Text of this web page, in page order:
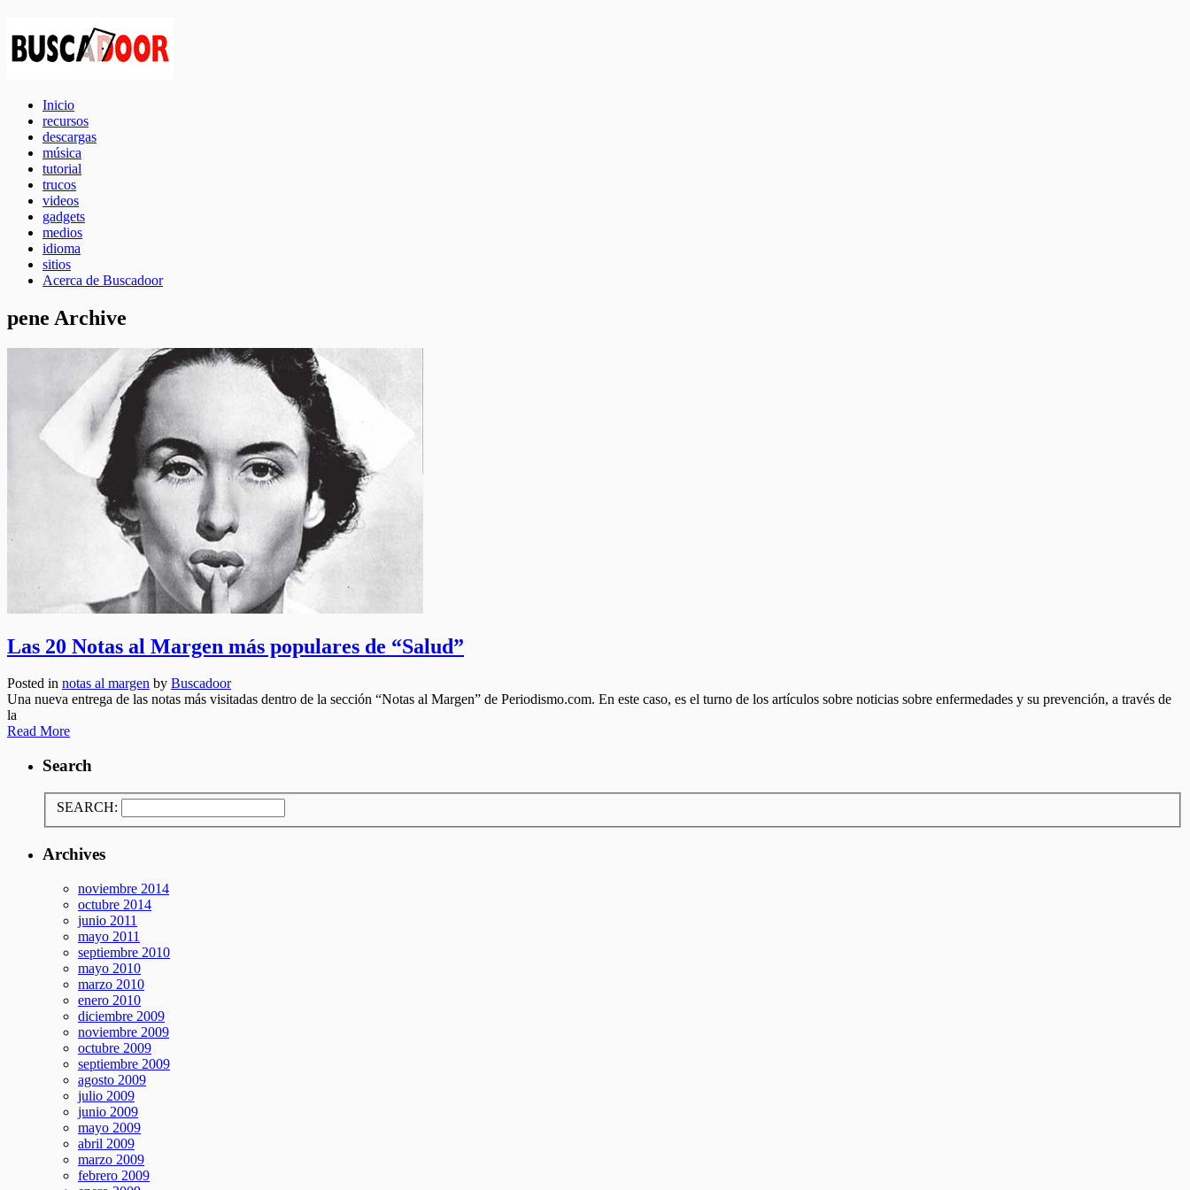
Inicio
recursos
descargas
música
tutorial
trucos
videos
gadgets
medios
idioma
sitios
Acerca de Buscadoor
pene Archive
Las 20 Notas al Margen más populares de “Salud”
Posted in notas al margen by Buscadoor
Una nueva entrega de las notas más visitadas dentro de la sección “Notas al Margen” de Periodismo.com. En este caso, es el turno de los artículos sobre noticias sobre enfermedades y su prevención, a través de
la
Read More
Search
SEARCH:
Archives
noviembre 2014
octubre 2014
junio 2011
mayo 2011
septiembre 2010
mayo 2010
marzo 2010
enero 2010
diciembre 2009
noviembre 2009
octubre 2009
septiembre 2009
agosto 2009
julio 2009
junio 2009
mayo 2009
abril 2009
marzo 2009
febrero 2009